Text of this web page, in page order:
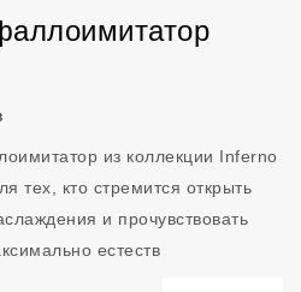
из коллекции Inferno
тех, кто стремится открыть
и прочувствовать
естеств